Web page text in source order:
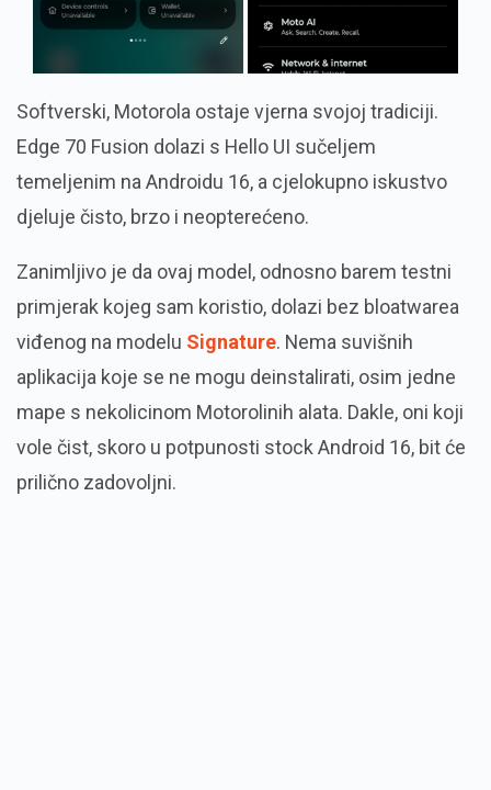
Softverski, Motorola ostaje vjerna svojoj tradiciji.
Edge 70 Fusion dolazi s Hello UI sučeljem
temeljenim na Androidu 16, a cjelokupno iskustvo
djeluje čisto, brzo i neopterećeno.
Zanimljivo je da ovaj model, odnosno barem testni
primjerak kojeg sam koristio, dolazi bez bloatwarea
viđenog na modelu Signature. Nema suvišnih
aplikacija koje se ne mogu deinstalirati, osim jedne
mape s nekolicinom Motorolinih alata. Dakle, oni koji
vole čist, skoro u potpunosti stock Android 16, bit će
prilično zadovoljni.